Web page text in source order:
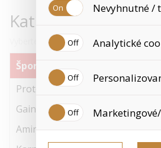
Kategória
Vyberte si kategóriu tovaru
Športová výživa
Proteíny
Gainery
Aminokyseliny
<
Nevyhnutné /
Používajú sa okrem iného
používaním cookies. Pre
Analytické
sa už nejedná o osobné
nedokážeme zistiť
nákupné skúsenosti. Vďaka
nevhodným odporúčaniam